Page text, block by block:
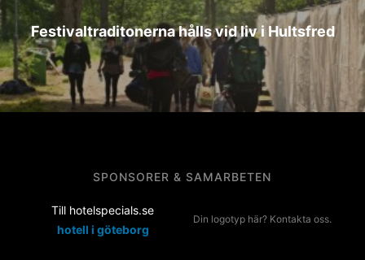
Festivaltraditonerna hålls vid liv i Hultsfred
SPONSORER & SAMARBETEN
Till hotelspecials.se
hotell i göteborg
Din logotyp här? Kontakta oss.